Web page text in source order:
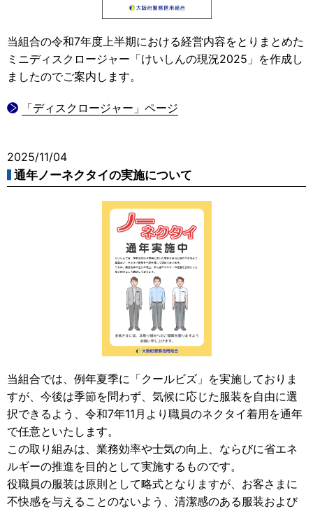
当組合の令和7年度上半期における経営内容をとりまとめた
ミニディスクロージャー「けいしんの現況2025」を作成し
ましたのでご案内します。
「ディスクロージャー」ページ
2025/11/04
通年ノーネクタイの実施について
当組合では、例年夏季に「クールビズ」を実施しておりま
すが、今後は季節を問わず、気候に応じた服装を自由に選
択できるよう、令和7年11月より職員のネクタイ着用を通年
で任意といたします。
この取り組みは、業務効率や士気の向上、ならびに省エネ
ルギーの推進を目的として実施するものです。
役職員の服装は原則として略式となりますが、お客さまに
不快感を与えることのないよう、清潔感のある服装および